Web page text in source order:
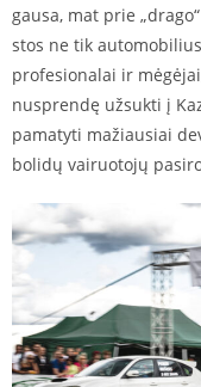
gausa, mat prie
stos ne tik
profesionalai ir
nusprendę užsukti į
pamatyti mažiausiai
bolidų vairuotojų